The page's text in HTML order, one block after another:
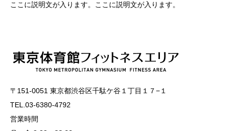
ここに説明文が入ります。ここに説明文が入ります。
〒151-0051 東京都渋谷区千駄ケ谷１丁目１７−１
TEL.03-6380-4792
営業時間